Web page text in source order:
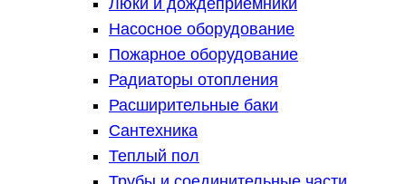
Люки и дождеприемники
Насосное оборудование
Пожарное оборудование
Радиаторы отопления
Расширительные баки
Сантехника
Теплый пол